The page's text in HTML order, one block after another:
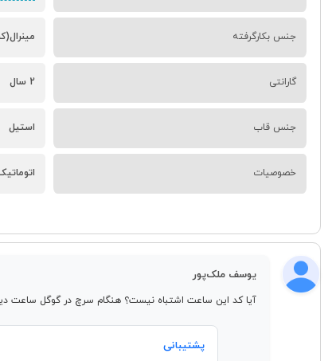
جنس بکارگرفته
گارانتی 2 سال
جنس قاب استیل
خصوصیات
یوسف ملک‌پور
آیا کد این ساعت اشتباه نیست؟ هنگام سرچ در گوگل ساعت
پشتیبانی